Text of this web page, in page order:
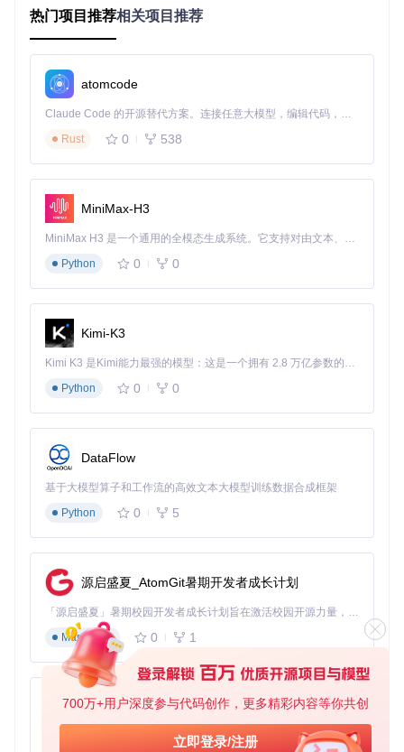
700万+用户深度参与代码创作，更多精彩内容等你共创
立即登录/注册
固件部署的准备与执行步骤
准备工作
部署NanoPi OpenWrt固件需要准备以下物品：
NanoPi开发板（R1S/R2S/R4S/R5S等）及电源适配器
至少8GB容量的microSD卡
安装有BalenaEtcher的电脑
有两种方式获取最新固件：
5s.img.gz 文件（无需解压）
注：slim版用户需使用ver=-slim参数
写入SD卡
插入microSD卡，软件会自动识别，确认选择正确的设备
点击"Flash!"开始写入，过程约3-5分钟，完成后会自动验
首次启动配置
将SD卡插入NanoPi，连接电源和网线（注意使用靠近HD
http://immortalwrt/
http://192.168.2.1
使用默认 credentials 登录：
用户名：root
密码：password
系统配置与性能优化指南
扩展存储空间
热门项目推荐相关项目推荐
atomcode
Claude Code 的开源替代方案。连接任意大模型，编辑代码，运行命令，自动验证 — 全自动执行。用 Rust 构建，极致性能。 ｜ An open-source alternative to Claude Code. Connect any LLM, edit code, run commands, and verify changes — autonomously. Built in Rust for speed. Get Started
Rust
0 538
MiniMax-H3
MiniMax H3 是一个通用的全模态生成系统。它支持对由文本、图像、视频和音频组成的多模态上下文进行统一理解，并能生成分辨率高达 2K、时长可达 15 秒的带原生立体声音频的视频。得益于面向任务泛化的系统设计，H3 在预训练阶段就已具备广泛的多模态上下文理解与生成能力，能够出色地执行复杂的多模态指令。
Python
0 0
Kimi-K3
Kimi K3 是Kimi能力最强的模型：这是一个拥有 2.8 万亿参数的混合专家（MoE）模型，具备原生视觉理解能力，并支持 100 万 token 的上下文窗口。
Python
0 0
DataFlow
基于大模型算子和工作流的高效文本大模型训练数据合成框架
Python
0 5
源启盛夏_AtomGit暑期开发者成长计划
「源启盛夏」暑期校园开发者成长计划旨在激活校园开源力量，通过积分激励、认证扶持、资源倾斜等形式，引导高校组织和开发者完成「入驻 — 建项目 — 做贡献 — 获认证 — 得资源」的完整闭环。无论你是想带领社团入驻平台的组织者，还是希望用代码贡献证明自己的开发者，都能在这里找到属于你的成长路径。
Markdown
0 1
py-xiaozhi
基于Python的Xiaozhi AI，适用于想要完整Xiaozhi体验而无需拥有专用硬件的用户。